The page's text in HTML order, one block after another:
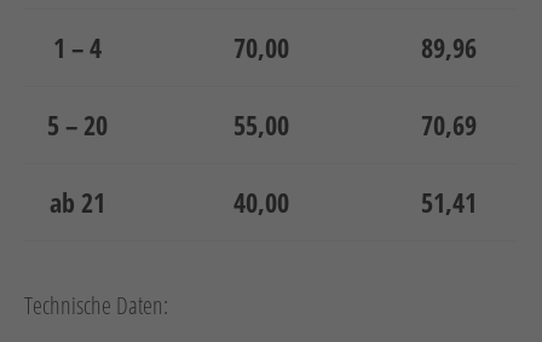
Verweis
1 – 4 70,00 89,96
5 – 20 55,00 70,69
ab 21 40,00 51,41
Technische Daten: